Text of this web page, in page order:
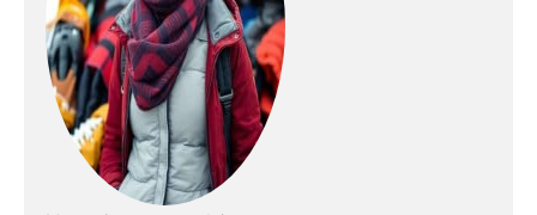
grâce à une largeur
centrale de 70 mm.
Conception légère:
Les matériaux LYT
Tech réduisent la
fatigue et permettent